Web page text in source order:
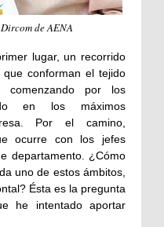
de AENA
lugar, un recorrido
conforman el tejido
comenzando por los
en los máximos
Por el camino,
ocurre con los jefes
departamento. ¿Cómo
uno de estos ámbitos,
Ésta es la pregunta
he intentado aportar